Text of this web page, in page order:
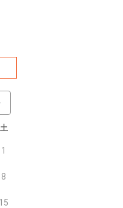
土
1
8
15